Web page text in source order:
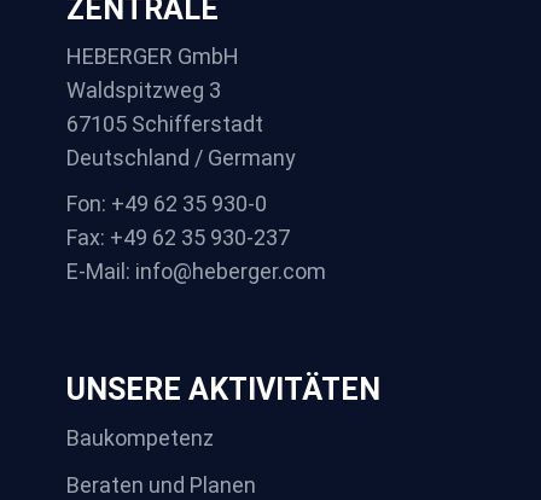
ZENTRALE
HEBERGER GmbH
Waldspitzweg 3
67105 Schifferstadt
Deutschland / Germany
Fon: +49 62 35 930-0
Fax: +49 62 35 930-237
E-Mail: info@heberger.com
UNSERE AKTIVITÄTEN
Baukompetenz
Beraten und Planen